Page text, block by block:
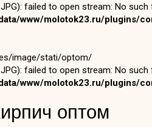
failed to open stream: No such
www/molotok23.ru/plugins/
image/stati/optom/
failed to open stream: No such
www/molotok23.ru/plugins/
оптом